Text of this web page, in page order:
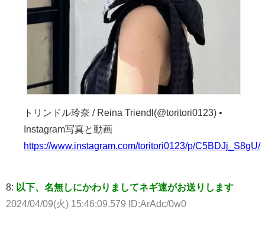
トリンドル玲奈 / Reina Triendl(@toritori0123) •
Instagram写真と動画
https://www.instagram.com/toritori0123/p/C5BDJj_S8gU/
8: 以下、名無しにかわりましてネギ速がお送りします
2024/04/09(火) 15:46:09.579 ID:ArAdc/0w0